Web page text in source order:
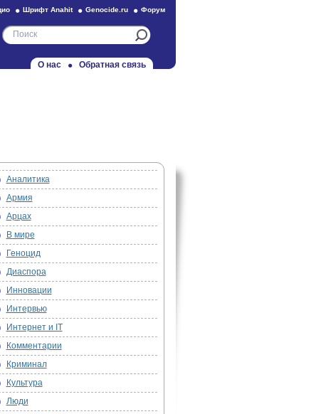
Шрифт Anahit Genocide.ru Форум
О нас Обратная связь
Аналитика
Армия
Арцах
В мире
Геноцид
Диаспора
Инновации
Интервью
Интернет и IT
Комментарии
Криминал
Культура
Люди